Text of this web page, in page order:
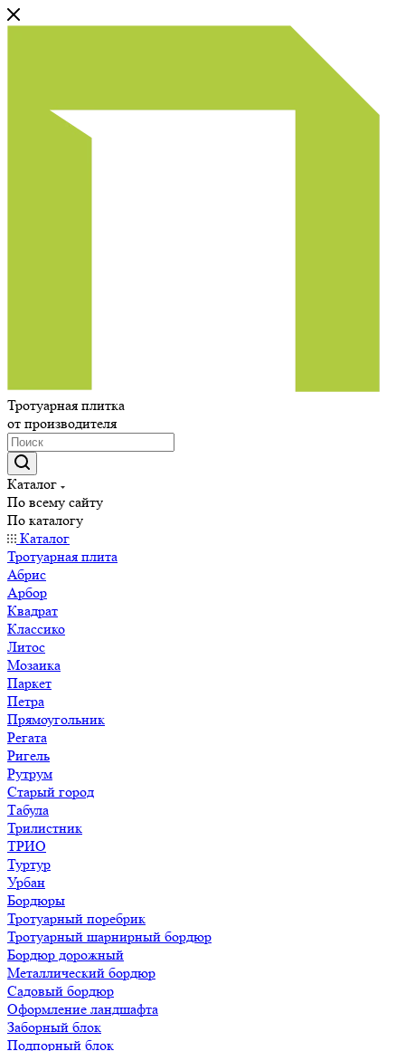
Тротуарная плитка
от производителя
Каталог
По всему сайту
По каталогу
Каталог
Тротуарная плита
Абрис
Арбор
Квадрат
Классико
Литос
Мозаика
Паркет
Петра
Прямоугольник
Регата
Ригель
Рутрум
Старый город
Табула
Трилистник
ТРИО
Туртур
Урбан
Бордюры
Тротуарный поребрик
Тротуарный шарнирный бордюр
Бордюр дорожный
Металлический бордюр
Садовый бордюр
Оформление ландшафта
Заборный блок
Подпорный блок